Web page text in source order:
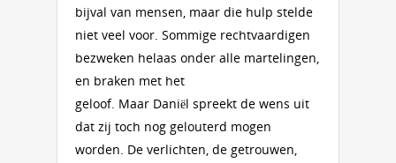
bijval van mensen, maar die hulp stelde
niet veel voor. Sommige rechtvaardigen
bezweken helaas onder alle martelingen,
en braken met het
geloof. Maar Daniël spreekt de wens uit
dat zij toch nog gelouterd mogen
worden. De verlichten, de getrouwen,